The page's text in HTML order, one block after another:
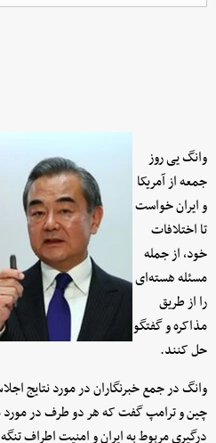
وانگ یی روز
جمعه از آمریکا
و ایران خواست
تا اختلافات
خود، از جمله
مسئله هسته‌ای
را از طریق
مذاکره و گفتگو
حل کنند.
وانگ در جمع خبرنگاران در مورد نتایج
چین و ترامپ گفت که هر دو طرف در مورد
درگیری مربوط به ایران و امنیت اطراف